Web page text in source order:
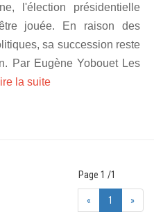
l'élection présidentielle
jouée. En raison des
sa succession reste
Par Eugène Yobouet Les
la suite
Page 1 /1
« 1 »